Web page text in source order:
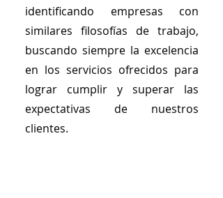
identificando empresas con
similares filosofías de trabajo,
buscando siempre la excelencia
en los servicios ofrecidos para
lograr cumplir y superar las
expectativas de nuestros
clientes.